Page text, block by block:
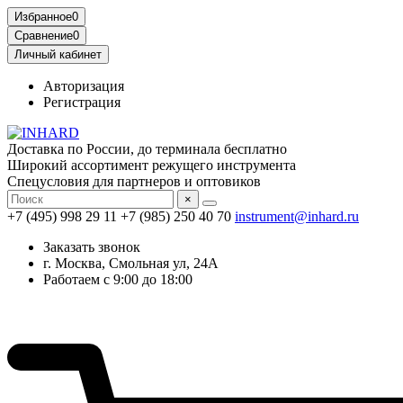
Избранное0
Сравнение0
Личный кабинет
Авторизация
Регистрация
Доставка по России, до терминала бесплатно
Широкий ассортимент режущего инструмента
Спецусловия для партнеров и оптовиков
×
+7 (495) 998 29 11 +7 (985) 250 40 70 instrument@inhard.ru
Заказать звонок
г. Москва, Смольная ул, 24А
Работаем с 9:00 до 18:00